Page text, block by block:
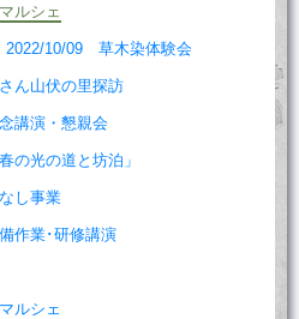
ルシェ
2022/10/09 草木染体験会
ん山伏の里探訪
講演・懇親会
の光の道と坊泊」
し事業
作業･研修講演
ルシェ